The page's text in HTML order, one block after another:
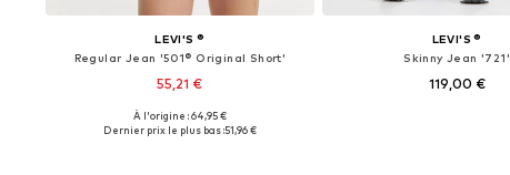
LEVI'S ®
Regular Jean '501® Original Short'
55,21 €
+1
Disponible en plusieurs tailles
À l'origine : 64,95 €
Dernier prix le plus bas :51,96 €
LEVI'S ®
Skinny Jean '721'
119,00 €